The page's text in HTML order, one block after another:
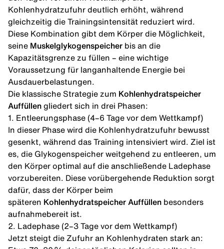
Kohlenhydratzufuhr deutlich erhöht, während
gleichzeitig die Trainingsintensität reduziert wird.
Diese Kombination gibt dem Körper die Möglichkeit,
seine Muskelglykogenspeicher bis an die
Kapazitätsgrenze zu füllen – eine wichtige
Voraussetzung für langanhaltende Energie bei
Ausdauerbelastungen.
Die klassische Strategie zum Kohlenhydratspeicher
Auffüllen gliedert sich in drei Phasen:
1. Entleerungsphase (4–6 Tage vor dem Wettkampf)
In dieser Phase wird die Kohlenhydratzufuhr bewusst
gesenkt, während das Training intensiviert wird. Ziel ist
es, die Glykogenspeicher weitgehend zu entleeren, um
den Körper optimal auf die anschließende Ladephase
vorzubereiten. Diese vorübergehende Reduktion sorgt
dafür, dass der Körper beim
späteren Kohlenhydratspeicher Auffüllen besonders
aufnahmebereit ist.
2. Ladephase (2–3 Tage vor dem Wettkampf)
Jetzt steigt die Zufuhr an Kohlenhydraten stark an: